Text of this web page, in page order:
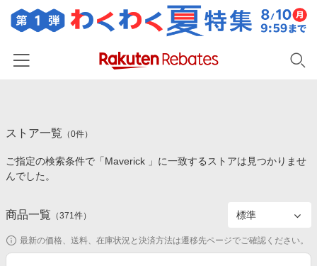
カテゴリー一覧
百貨店・総合ECモール
食品・スイーツ・お酒
コスメ・健康・医薬品
イベント一覧
初回購入者限定特典
対象ストア新規限定特典
ストア一覧 （0件）
ご指定の検索条件で「Maverick 」に一致するストアは見つかりませ
んでした。
商品一覧 （371件）
最新の価格、送料、在庫状況と決済方法は遷移先ページでご確認ください。